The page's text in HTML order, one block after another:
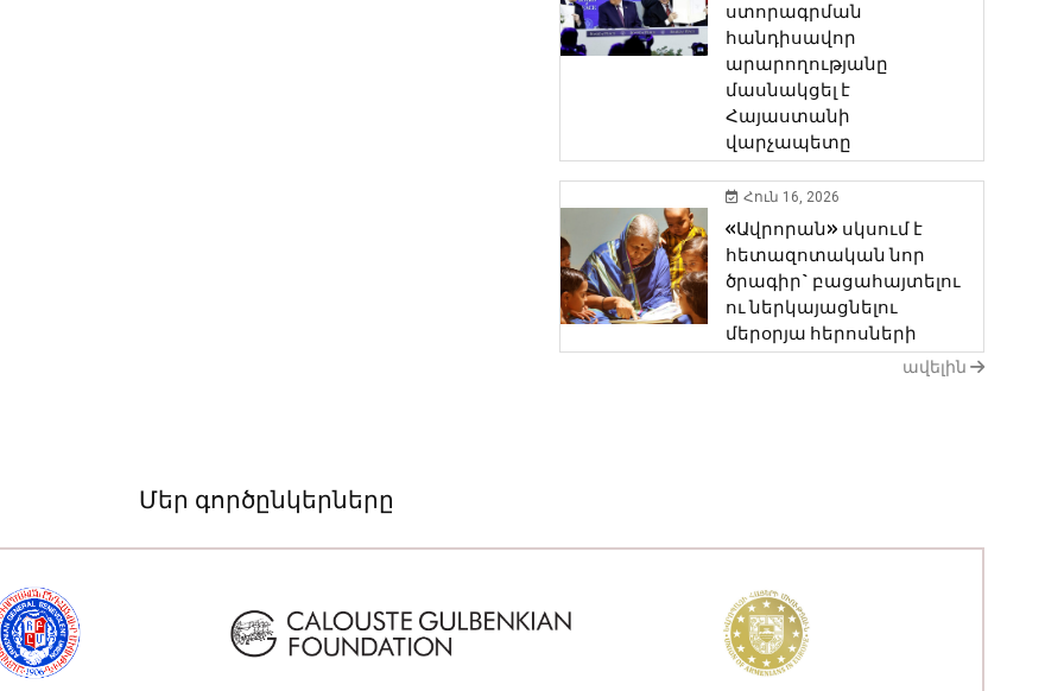
ստորագրման
հանդիսավոր
արարողությանը
մասնակցել է
Հայաստանի
վարչապետը
Հուն 16, 2026
«Ավրորան» սկսում է
հետազոտական նոր ​​
ծրագիր` բացահայտելու
ու ներկայացնելու
մերօրյա հերոսների
ավելին
Մեր գործընկերները